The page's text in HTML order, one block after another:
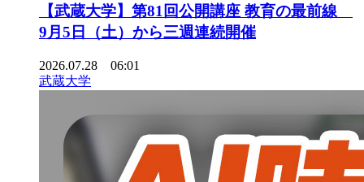
【武蔵大学】第81回公開講座 教育の最前線
9月5日（土）から三週連続開催
2026.07.28 06:01
武蔵大学